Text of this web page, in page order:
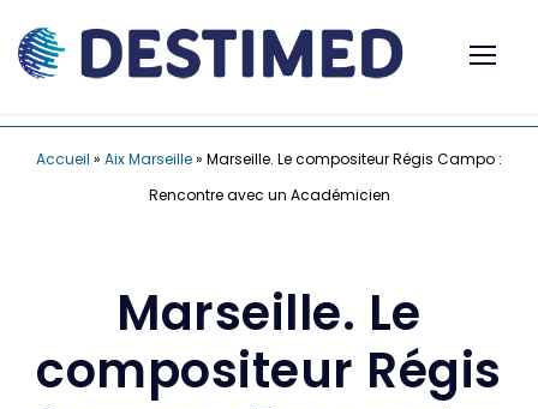
Accueil » Aix Marseille» Marseille. Le compositeur Régis Campo :
Rencontre avec un Académicien
Marseille. Le
compositeur Régis